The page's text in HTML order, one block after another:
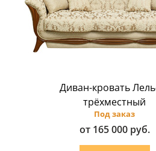
Диван-кровать
трёхместный
Под заказ
от 165 000 руб.